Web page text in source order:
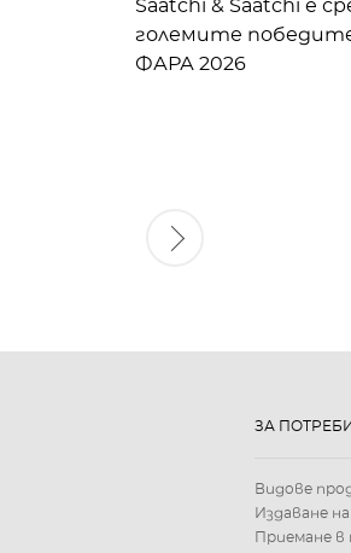
Saatchi & Saatchi е
големите
ФАРА 2026
ЗА
Видове
Издаване
Приемане